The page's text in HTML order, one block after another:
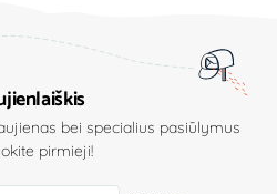
bei specialius pasiūlymus
pirmieji!